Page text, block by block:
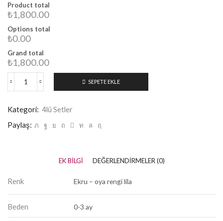
Product total
₺1,800.00
Options total
₺0.00
Grand total
₺1,800.00
SEPETE EKLE
Kategori: 4lü Setler
Paylaş:
EK BILGI DEĞERLENDIRMELER (0)
Renk Ekru – oya rengi lila
Beden 0-3 ay